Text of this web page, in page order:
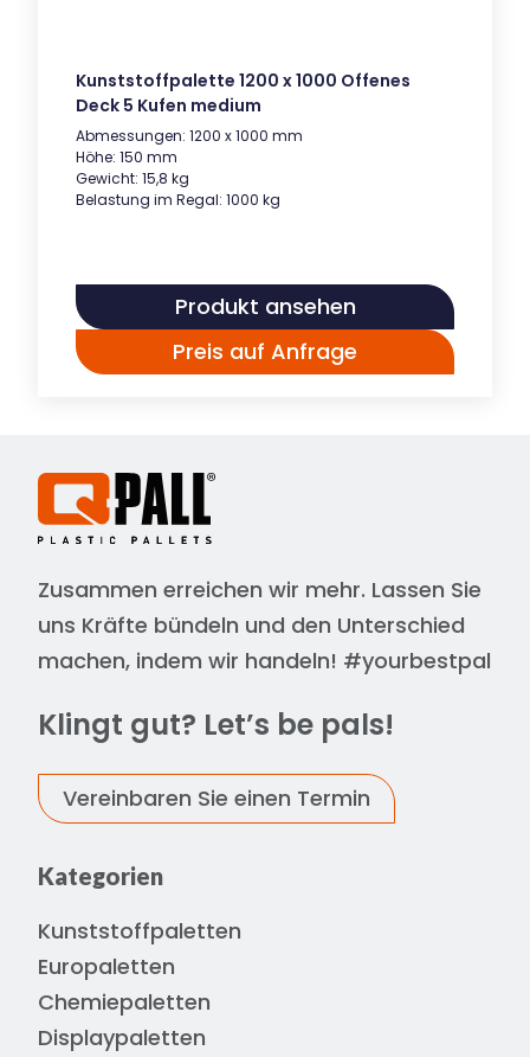
Kunststoffpalette 1200 x 1000 Offenes
Deck 5 Kufen medium
Abmessungen: 1200 x 1000 mm
Höhe: 150 mm
Gewicht: 15,8 kg
Belastung im Regal: 1000 kg
Produkt ansehen
Preis auf Anfrage
Zusammen erreichen wir mehr. Lassen Sie
uns Kräfte bündeln und den Unterschied
machen, indem wir handeln! #yourbestpal
Klingt gut? Let’s be pals!
Vereinbaren Sie einen Termin
Kategorien
Kunststoffpaletten
Europaletten
Chemiepaletten
Displaypaletten